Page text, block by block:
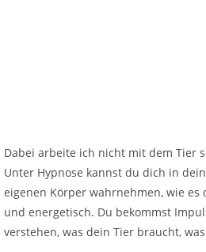
Dabei arbeite ich nicht mit dem Tier
Unter Hypnose kannst du dich in
eigenen Körper wahrnehmen, wie
und energetisch. Du bekommst
verstehen, was dein Tier braucht,